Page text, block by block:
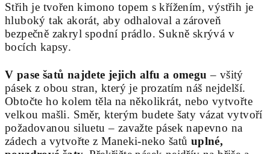
Střih je tvořen kimono topem s křížením, výstřih je
hluboký tak akorát, aby odhaloval a zároveň
bezpečně zakryl spodní prádlo. Sukně skrývá v
bocích kapsy.
V pase šatů najdete jejich alfu a omegu – všitý
pásek z obou stran, který je prozatím náš nejdelší.
Obtočte ho kolem těla na několikrát, nebo vytvořte
velkou mašli. Směr, kterým budete šaty vázat vytvoří
požadovanou siluetu – zavažte pásek napevno na
zádech a vytvořte z Maneki-neko šatů uplné,